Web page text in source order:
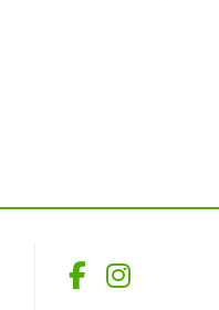
Facebook